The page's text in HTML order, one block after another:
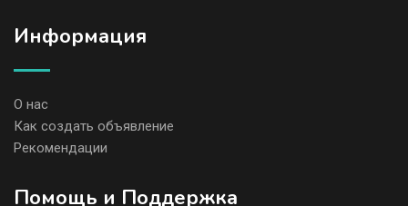
Информация
О нас
Как создать объявление
Рекомендации
Помощь и Поддержка